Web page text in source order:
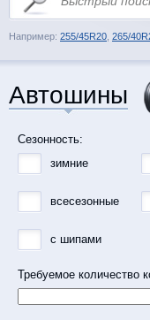
Например: 255/45R20 265/
Автошины
Сезонность:
зимние
всесезонные
с шипами
Требуемое количество